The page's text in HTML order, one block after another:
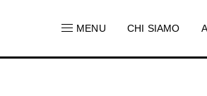
MENU CHI SIAMO